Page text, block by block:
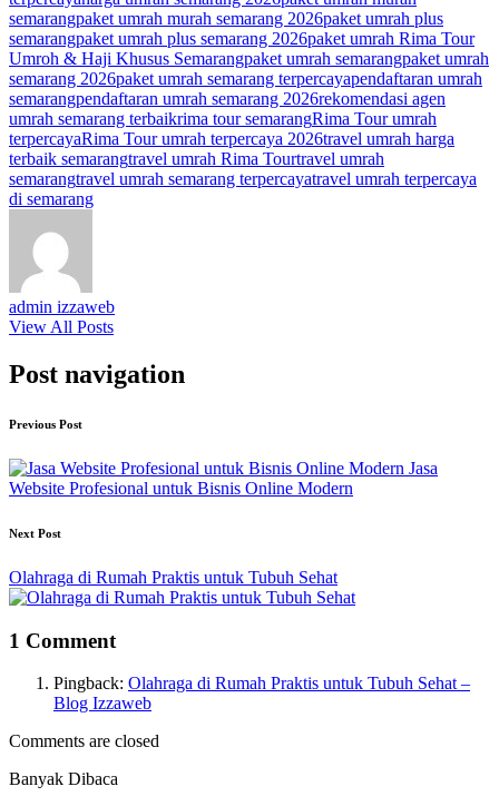
semarangpaket umrah murah semarang 2026paket umrah plus
semarangpaket umrah plus semarang 2026paket umrah Rima Tour
Umroh & Haji Khusus Semarangpaket umrah semarangpaket umrah
semarang 2026paket umrah semarang terpercayapendaftaran umrah
semarangpendaftaran umrah semarang 2026rekomendasi agen
umrah semarang terbaikrima tour semarangRima Tour umrah
terpercayaRima Tour umrah terpercaya 2026travel umrah harga
terbaik semarangtravel umrah Rima Tourtravel umrah
semarangtravel umrah semarang terpercayatravel umrah terpercaya
di semarang
admin izzaweb
View All Posts
Post navigation
Previous Post
Jasa
Website Profesional untuk Bisnis Online Modern
Next Post
Olahraga di Rumah Praktis untuk Tubuh Sehat
1 Comment
Pingback: Olahraga di Rumah Praktis untuk Tubuh Sehat –
Blog Izzaweb
Comments are closed
Banyak Dibaca